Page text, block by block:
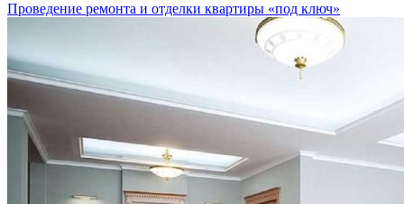
Проведение ремонта и отделки квартиры «под ключ»